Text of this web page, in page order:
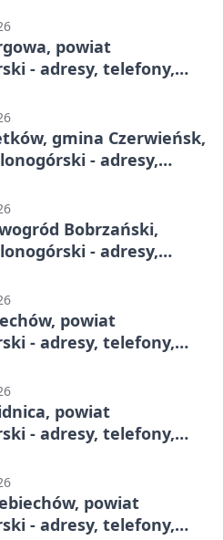
powiat
- adresy, telefony,
gmina Czerwieńsk,
- adresy,
Bobrzański,
- adresy,
powiat
- adresy, telefony,
powiat
- adresy, telefony,
powiat
- adresy, telefony,